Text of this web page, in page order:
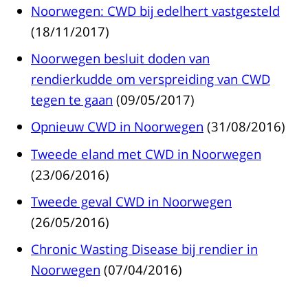
Noorwegen: CWD bij edelhert vastgesteld
(18/11/2017)
Noorwegen besluit doden van
rendierkudde om verspreiding van CWD
tegen te gaan (09/05/2017)
Opnieuw CWD in Noorwegen (31/08/2016)
Tweede eland met CWD in Noorwegen
(23/06/2016)
Tweede geval CWD in Noorwegen
(26/05/2016)
Chronic Wasting Disease bij rendier in
Noorwegen (07/04/2016)